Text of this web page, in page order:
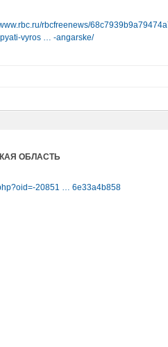
rbcfreenews/
vyros … -angarske/
ОБЛАСТЬ
20851 … 6e33a4b858